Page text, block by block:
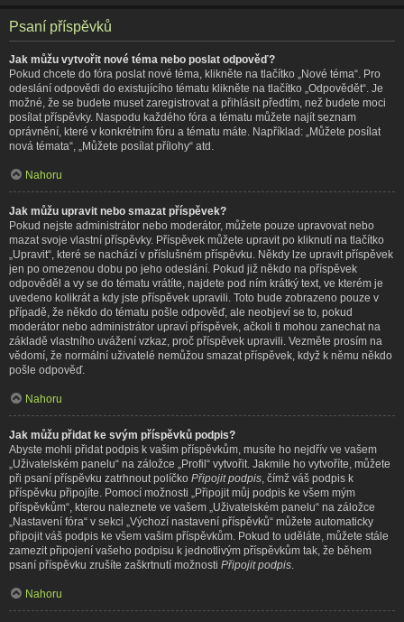
Psaní příspěvků
Jak můžu vytvořit nové téma nebo poslat odpověď?
Pokud chcete do fóra poslat nové téma, klikněte na tlačítko „Nové téma“. Pro
odeslání odpovědi do existujícího tématu klikněte na tlačítko „Odpovědět“. Je
možné, že se budete muset zaregistrovat a přihlásit předtím, než budete moci
posílat příspěvky. Naspodu každého fóra a tématu můžete najít seznam
oprávnění, které v konkrétním fóru a tématu máte. Například: „Můžete posílat
nová témata“, „Můžete posílat přílohy“ atd.
Nahoru
Jak můžu upravit nebo smazat příspěvek?
Pokud nejste administrátor nebo moderátor, můžete pouze upravovat nebo
mazat svoje vlastní příspěvky. Příspěvek můžete upravit po kliknutí na tlačítko
„Upravit“, které se nachází v příslušném příspěvku. Někdy lze upravit příspěvek
jen po omezenou dobu po jeho odeslání. Pokud již někdo na příspěvek
odpověděl a vy se do tématu vrátíte, najdete pod ním krátký text, ve kterém je
uvedeno kolikrát a kdy jste příspěvek upravili. Toto bude zobrazeno pouze v
případě, že někdo do tématu pošle odpověď, ale neobjeví se to, pokud
moderátor nebo administrátor upraví příspěvek, ačkoli ti mohou zanechat na
základě vlastního uvážení vzkaz, proč příspěvek upravili. Vezměte prosím na
vědomí, že normální uživatelé nemůžou smazat příspěvek, když k němu někdo
pošle odpověď.
Nahoru
Jak můžu přidat ke svým příspěvků podpis?
Abyste mohli přidat podpis k vašim příspěvkům, musíte ho nejdřív ve vašem
„Uživatelském panelu“ na záložce „Profil“ vytvořit. Jakmile ho vytvoříte, můžete
při psaní příspěvku zatrhnout políčko Připojit podpis , čímž váš podpis k
příspěvku připojíte. Pomocí možnosti „Připojit můj podpis ke všem mým
příspěvkům“, kterou naleznete ve vašem „Uživatelském panelu“ na záložce
„Nastavení fóra“ v sekci „Výchozí nastavení příspěvků“ můžete automaticky
připojit váš podpis ke všem vašim příspěvkům. Pokud to uděláte, můžete stále
zamezit připojení vašeho podpisu k jednotlivým příspěvkům tak, že během
psaní příspěvku zrušíte zaškrtnutí možnosti Připojit podpis
Nahoru